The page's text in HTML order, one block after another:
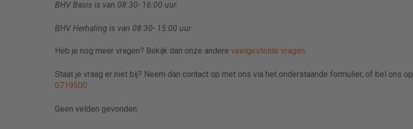
BHV Basis is van 08:30- 16:00 uur.
BHV Herhaling is van 08:30- 15:00 uur
Heb je nog meer vragen? Bekijk dan onze andere veelgestelde vragen.
Staat je vraag er niet bij? Neem dan contact op met ons via het onderstaande formulier, of bel ons op
0719500
Geen velden gevonden.